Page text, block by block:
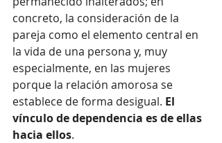
concreto, la consideración de la
pareja como el elemento central en
la vida de una persona y, muy
especialmente, en las mujeres
porque la relación amorosa se
establece de forma desigual. El
vínculo de dependencia es de ellas
hacia ellos.